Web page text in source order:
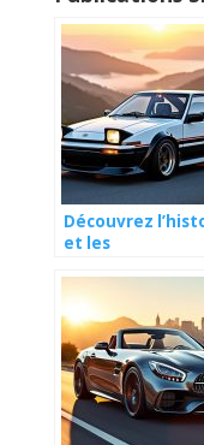
Découvrez
et les
trueno en 2026